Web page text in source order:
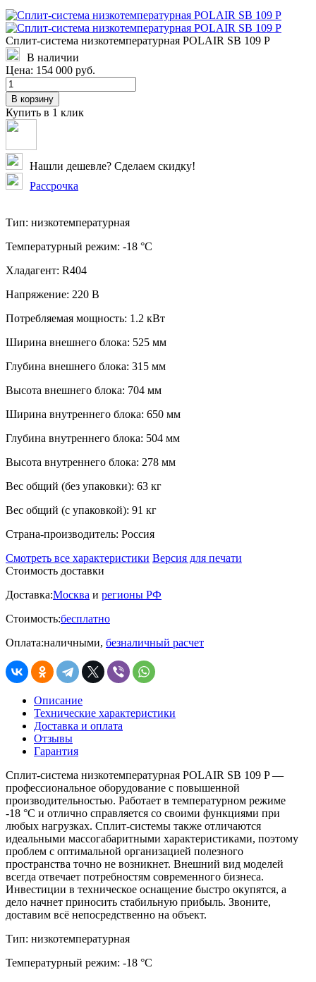
Сплит-система низкотемпературная POLAIR SB 109 P
В наличии
Цена: 154 000 руб.
В корзину
Купить в 1 клик
Нашли дешевле? Сделаем скидку!
Рассрочка
Тип: низкотемпературная
Температурный режим: -18 °C
Хладагент: R404
Напряжение: 220 В
Потребляемая мощность: 1.2 кВт
Ширина внешнего блока: 525 мм
Глубина внешнего блока: 315 мм
Высота внешнего блока: 704 мм
Ширина внутреннего блока: 650 мм
Глубина внутреннего блока: 504 мм
Высота внутреннего блока: 278 мм
Вес общий (без упаковки): 63 кг
Вес общий (с упаковкой): 91 кг
Страна-производитель: Россия
Смотреть все характеристики Версия для печати
Стоимость доставки
Доставка:Москва и регионы РФ
Стоимость:бесплатно
Оплата:наличными, безналичный расчет
Описание
Технические характеристики
Доставка и оплата
Отзывы
Гарантия
Сплит-система низкотемпературная POLAIR SB 109 P —
профессиональное оборудование с повышенной
производительностью. Работает в температурном режиме
-18 °C и отлично справляется со своими функциями при
любых нагрузках. Сплит-системы также отличаются
идеальными массогабаритными характеристиками, поэтому
проблем с оптимальной организацией полезного
пространства точно не возникнет. Внешний вид моделей
всегда отвечает потребностям современного бизнеса.
Инвестиции в техническое оснащение быстро окупятся, а
дело начнет приносить стабильную прибыль. Звоните,
доставим всё непосредственно на объект.
Тип: низкотемпературная
Температурный режим: -18 °C